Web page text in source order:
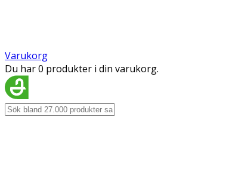
Varukorg
Du har 0 produkter i din varukorg.